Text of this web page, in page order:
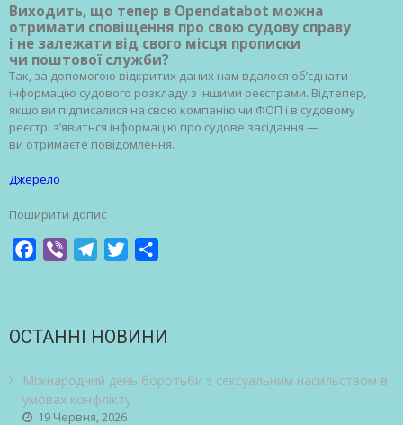
Виходить, що тепер в Opendatabot можна
отримати сповіщення про свою судову справу
і не залежати від свого місця прописки
чи поштової служби?
Так, за допомогою відкритих даних нам вдалося об’єднати
інформацію судового розкладу з іншими реєстрами. Відтепер,
якщо ви підписалися на свою компанію чи ФОП і в судовому
реєстрі з’явиться інформацію про судове засідання —
ви отримаєте повідомлення.
Джерело
Поширити допис
Facebook
Viber TelegramTwitter
ОСТАННІ НОВИНИ
Міжнародний день боротьби з сексуальним насильством в
умовах конфлікту
19 Червня, 2026